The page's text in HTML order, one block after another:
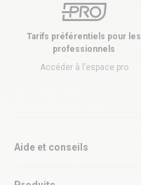
Tarifs préférentiels pour les
professionnels
Accéder à l’espace pro
Aide et conseils